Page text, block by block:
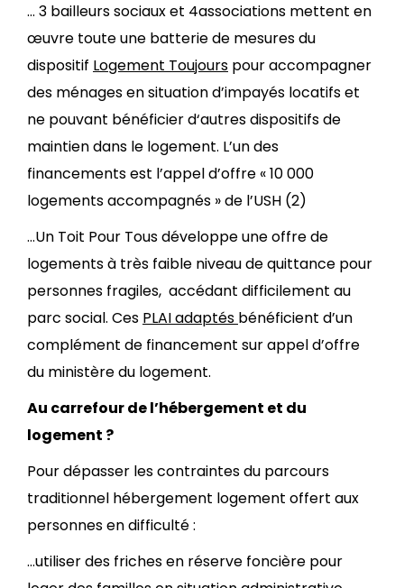
… 3 bailleurs sociaux et 4associations mettent en
œuvre toute une batterie de mesures du
dispositif Logement Toujours pour accompagner
des ménages en situation d’impayés locatifs et
ne pouvant bénéficier d‘autres dispositifs de
maintien dans le logement. L’un des
financements est l’appel d’offre « 10 000
logements accompagnés » de l’USH (2)
…Un Toit Pour Tous développe une offre de
logements à très faible niveau de quittance pour
personnes fragiles, accédant difficilement au
parc social. Ces PLAI adaptés bénéficient d’un
complément de financement sur appel d’offre
du ministère du logement.
Au carrefour de l’hébergement et du
logement ?
Pour dépasser les contraintes du parcours
traditionnel hébergement logement offert aux
personnes en difficulté :
…utiliser des friches en réserve foncière pour